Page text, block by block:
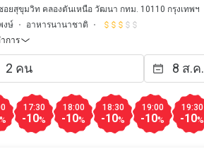
อยสุขุมวิท คลองตันเหนือ วัฒนา กทม. 10110 กรุงเทพฯ
งษ์
อาหารนานาชาติ
การ
%
17:30
-10%
18:00
-10%
18:30
-10%
19:00
-10%
19:30
-10%